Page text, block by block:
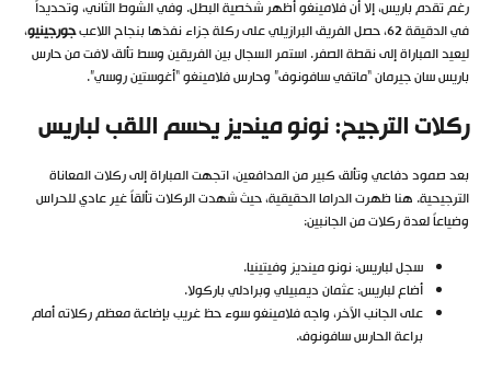
رغم تقدم باريس، إلا أن فلامينغو أظهر شخصية البطل. وفي الشوط الثاني، وتحديداً
في الدقيقة 62، حصل الفريق البرازيلي على ركلة جزاء نفذها بنجاح اللاعب
جورجينيو،
ليعيد المباراة إلى نقطة الصفر. استمر السجال بين الفريقين وسط تألق لافت من حارس
باريس سان جيرمان “ماتفي سافونوف” وحارس فلامينغو “أغوستين روسي”.
ركلات الترجيح: نونو مينديز يحسم اللقب لباريس
بعد صمود دفاعي وتألق كبير من المدافعين، اتجهت المباراة إلى ركلات المعاناة
الترجيحية. هنا ظهرت الدراما الحقيقية، حيث شهدت الركلات تألقاً غير عادي للحراس
وضياعاً لعدة ركلات من الجانبين:
سجل لباريس: نونو مينديز وفيتينيا.
أضاع لباريس: عثمان ديمبيلي وبرادلي باركولا.
على الجانب الآخر، واجه فلامينغو سوء حظ غريب بإضاعة معظم ركلاته أمام
براعة الحارس سافونوف.